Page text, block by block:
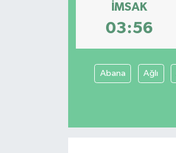
İMSAK
03:56
Abana Ağlı